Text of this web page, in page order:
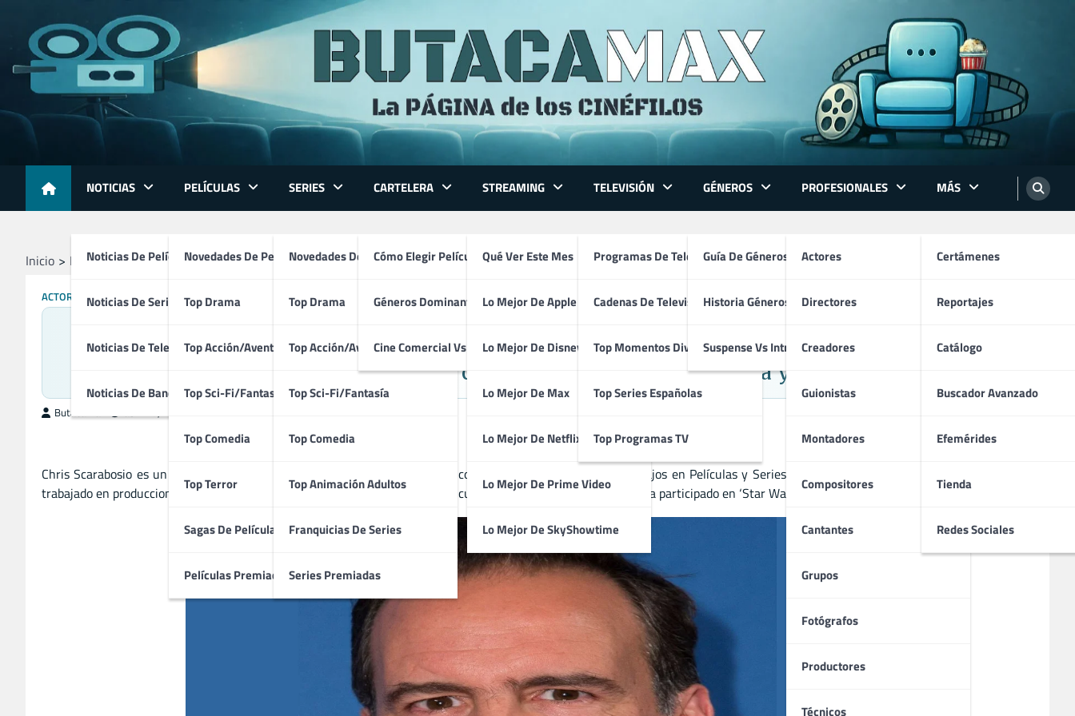
content
NOTICIAS
Noticias De Películas
Noticias De Series
Noticias De Televisión
Noticias De Bandas Sonoras
PELÍCULAS
Novedades De Películas
Top Drama
Top Acción/Aventura
Top Sci-Fi/Fantasía
Top Comedia
Top Terror
Sagas De Películas
Películas Premiadas
SERIES
Novedades De Series
Top Drama
Top Acción/Aventura
Top Sci-Fi/Fantasía
Top Comedia
Top Animación Adultos
Franquicias De Series
Series Premiadas
CARTELERA
Cómo Elegir Película
Géneros Dominantes
Cine Comercial Vs Autor
STREAMING
Qué Ver Este Mes
Lo Mejor De Apple TV
Lo Mejor De Disney+
Lo Mejor De Max
Lo Mejor De Netflix
Lo Mejor De Prime Video
Lo Mejor De SkyShowtime
TELEVISIÓN
Programas De Televisión
Cadenas De Televisión
Top Momentos Divertidos
Top Series Españolas
Top Programas TV
GÉNEROS
Guía De Géneros
Historia Géneros TV
Suspense Vs Intriga
PROFESIONALES
Actores
Directores
Creadores
Guionistas
Montadores
Compositores
Cantantes
Grupos
Fotógrafos
Productores
Técnicos
MÁS
Certámenes
Reportajes
Catálogo
Buscador Avanzado
Efemérides
Tienda
Redes Sociales
Inicio Profesionales Compositores Chris Scarabosio
ACTORES COMPOSITORES TÉCNICOS
Chris Scarabosio
Compositor Estadounidense que destaca en Aventura, Comedia y Ciencia Ficción
ButacaMax
Chris Scarabosio es un destacado compositor estadounidense de aventura, comedia y ciencia ficción con trabajos en Películas y Series. Nació el 30 de julio de 1966. En el cine, ha
trabajado en producciones como ‘Avatar’, ‘Titanic’ y ‘Una batalla tras otra’. En cuanto a su trabajo en televisión, ha participado en ‘Star Wars Galaxia de sonidos’.